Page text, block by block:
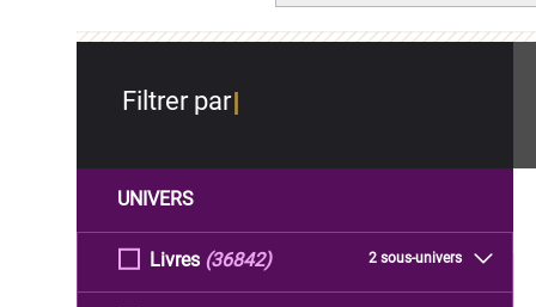
Filtrer par
UNIVERS
Livres 2 sous-univers
(36842)